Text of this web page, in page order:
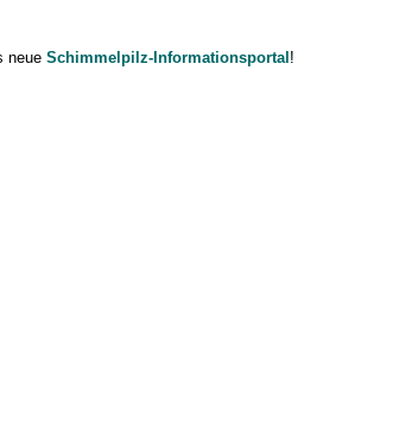
neue Schimmelpilz-Informationsportal!